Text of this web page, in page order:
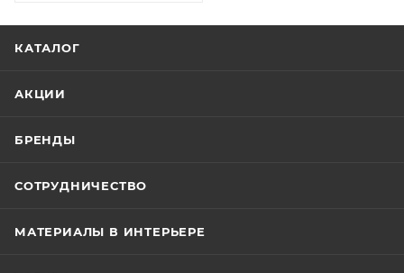
КАТАЛОГ
АКЦИИ
БРЕНДЫ
СОТРУДНИЧЕСТВО
МАТЕРИАЛЫ В ИНТЕРЬЕРЕ